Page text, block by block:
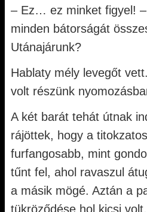
– Ez… ez minket figyel!
minden bátorságát
Utánajárunk?
Hablaty mély levegőt
volt részünk
A két barát tehát útnak
rájöttek, hogy a
furfangosabb, mint
tűnt fel, ahol ravaszul
a másik mögé. Aztán a
tükröződése hol kicsi